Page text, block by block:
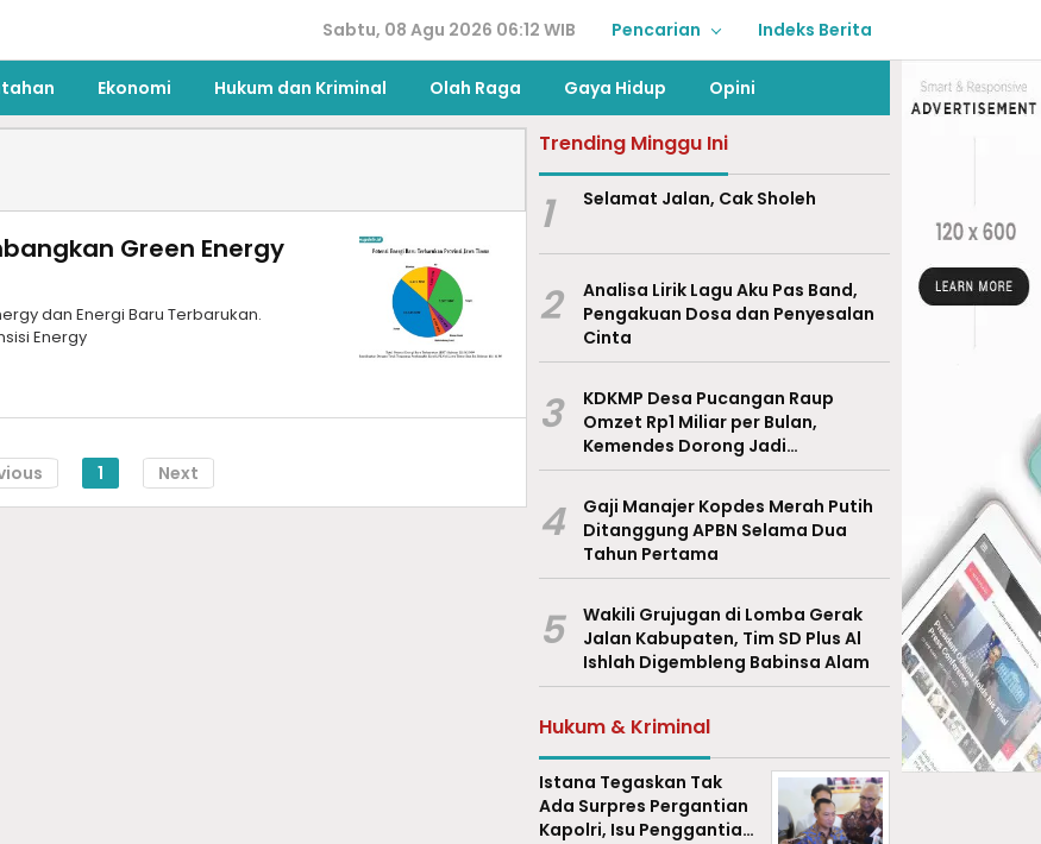
Sabtu, 08 Agu 2026 06:12 WIB Pencarian Indeks Berita
Ekonomi Hukum dan Kriminal Olah Raga Gaya Hidup Opini
Green Energy
dan Energi Baru Terbarukan.
Energy
1 Next
Trending Minggu Ini
1 Selamat Jalan, Cak Sholeh
2
Analisa Lirik Lagu Aku Pas Band,
Pengakuan Dosa dan Penyesalan
Cinta
3
KDKMP Desa Pucangan Raup
Omzet Rp1 Miliar per Bulan,
Kemendes Dorong Jadi
Percontohan Nasional
4
Gaji Manajer Kopdes Merah Putih
Ditanggung APBN Selama Dua
Tahun Pertama
5
Wakili Grujugan di Lomba Gerak
Jalan Kabupaten, Tim SD Plus Al
Ishlah Digembleng Babinsa Alam
Hukum & Kriminal
Istana Tegaskan Tak
Ada Surpres Pergantian
Kapolri, Isu Penggantian